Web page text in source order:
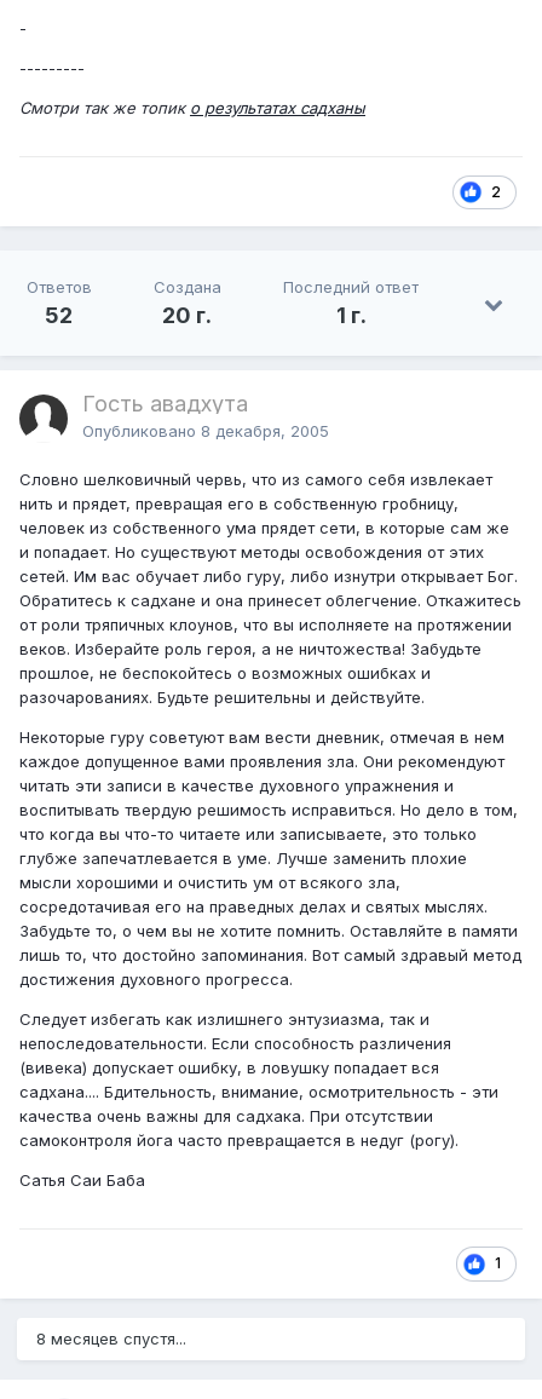
-
---------
Смотри так же топико результатах садханы
2
Ответов
52
Создана
20 г.
Последний ответ
1 г.
Гость авадхута
Опубликовано 8 декабря, 2005
Словно шелковичный червь, что из самого себя извлекает
нить и прядет, превращая его в собственную гробницу,
человек из собственного ума прядет сети, в которые сам же
и попадает. Но существуют методы освобождения от этих
сетей. Им вас обучает либо гуру, либо изнутри открывает Бог.
Обратитесь к садхане и она принесет облегчение. Откажитесь
от роли тряпичных клоунов, что вы исполняете на протяжении
веков. Изберайте роль героя, а не ничтожества! Забудьте
прошлое, не беспокойтесь о возможных ошибках и
разочарованиях. Будьте решительны и действуйте.
Некоторые гуру советуют вам вести дневник, отмечая в нем
каждое допущенное вами проявления зла. Они рекомендуют
читать эти записи в качестве духовного упражнения и
воспитывать твердую решимость исправиться. Но дело в том,
что когда вы что-то читаете или записываете, это только
глубже запечатлевается в уме. Лучше заменить плохие
мысли хорошими и очистить ум от всякого зла,
сосредотачивая его на праведных делах и святых мыслях.
Забудьте то, о чем вы не хотите помнить. Оставляйте в памяти
лишь то, что достойно запоминания. Вот самый здравый метод
достижения духовного прогресса.
Следует избегать как излишнего энтузиазма, так и
непоследовательности. Если способность различения
(вивека) допускает ошибку, в ловушку попадает вся
садхана.... Бдительность, внимание, осмотрительность - эти
качества очень важны для садхака. При отсутствии
самоконтроля йога часто превращается в недуг (рогу).
Сатья Саи Баба
1
8 месяцев спустя...